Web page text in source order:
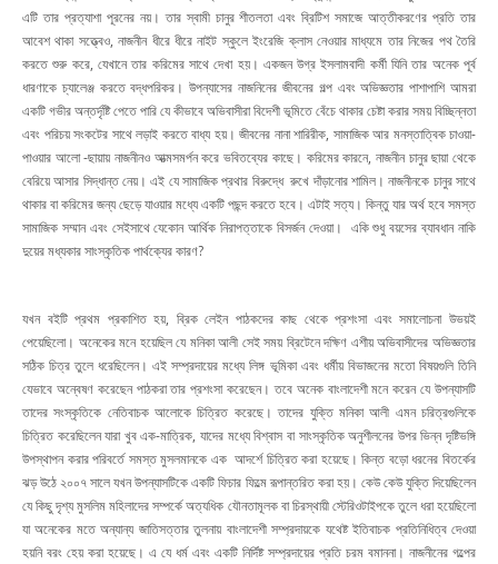
এটি তার প্রত্যাশা পূরনের নয়। তার স্বামী চানুর শীতলতা এবং ব্রিটিশ সমাজে আত্তীকরণের প্রতি তার
আবেশ থাকা সত্ত্বেও, নাজনীন ধীরে ধীরে নাইট স্কুলে ইংরেজি ক্লাস নেওয়ার মাধ্যমে তার নিজের পথ তৈরি
করতে শুরু করে, যেখানে তার করিমের সাথে দেখা হয়। একজন উগ্র ইসলামবাদী কর্মী যিনি তার অনেক পূর্ব
ধারণাকে চ্যালেঞ্জ করতে বদ্ধপরিকর। উপন্যাসের নাজনিনের জীবনের গল্প এবং অভিজ্ঞতার পাশাপাশি আমরা
একটি গভীর অন্তর্দৃষ্টি পেতে পারি যে কীভাবে অভিবাসীরা বিদেশী ভূমিতে বেঁচে থাকার চেষ্টা করার সময় বিচ্ছিন্নতা
এবং পরিচয় সংকটের সাথে লড়াই করতে বাধ্য হয়। জীবনের নানা শারিরীক, সামাজিক আর মনস্তাত্বিক চাওয়া-
পাওয়ার আলো -ছায়ায় নাজনীনও আত্মসমর্পন করে ভবিতব্যের কাছে। করিমের কারনে, নাজনীন চানুর ছায়া থেকে
বেরিয়ে আসার সিদ্ধান্ত নেয়। এই যে সামাজিক প্রথার বিরুদ্ধে রুখে দাঁড়ানোর শামিল। নাজনীনকে চানুর সাথে
থাকার বা করিমের জন্য ছেড়ে যাওয়ার মধ্যে একটি পছন্দ করতে হবে। এটাই সত্য। কিন্তু যার অর্থ হবে সমস্ত
সামাজিক সম্মান এবং সেইসাথে যেকোন আর্থিক নিরাপত্তাকে বিসর্জন দেওয়া। একি শুধু বয়সের ব্যাবধান নাকি
দুয়ের মধ্যকার সাংস্কৃতিক পার্থক্যের কারণ?
যখন বইটি প্রথম প্রকাশিত হয়, ব্রিক লেইন পাঠকদের কাছ থেকে প্রশংসা এবং সমালোচনা উভয়ই
পেয়েছিলো। অনেকের মনে হয়েছিল যে মনিকা আলী সেই সময় ব্রিটেনে দক্ষিণ এশীয় অভিবাসীদের অভিজ্ঞতার
সঠিক চিত্র তুলে ধরেছিলেন। এই সম্প্রদায়ের মধ্যে লিঙ্গ ভূমিকা এবং ধর্মীয় বিভাজনের মতো বিষয়গুলি তিনি
যেভাবে অন্বেষণ করেছেন পাঠকরা তার প্রশংসা করেছেন। তবে অনেক বাংলাদেশী মনে করেন যে উপন্যাসটি
তাদের সংস্কৃতিকে নেতিবাচক আলোকে চিত্রিত করেছে। তাদের যুক্তি মনিকা আলী এমন চরিত্রগুলিকে
চিত্রিত করেছিলেন যারা খুব এক-মাত্রিক, যাদের মধ্যে বিশ্বাস বা সাংস্কৃতিক অনুশীলনের উপর ভিন্ন দৃষ্টিভঙ্গি
উপস্থাপন করার পরিবর্তে সমস্ত মুসলমানকে এক আদর্শে চিত্রিত করা হয়েছে। কিন্ত বড়ো ধরনের বিতর্কের
ঝড় উঠে ২০০৭ সালে যখন উপন্যাসটিকে একটি ফিচার ফিল্মে রূপান্তরিত করা হয়। কেউ কেউ যুক্তি দিয়েছিলেন
যে কিছু দৃশ্য মুসলিম মহিলাদের সম্পর্কে অত্যধিক যৌনতামূলক বা চিরস্থায়ী স্টেরিওটাইপকে তুলে ধরা হয়েছিলো
যা অনেকের মতে অন্যান্য জাতিসত্তার তুলনায় বাংলাদেশী সম্প্রদায়কে যথেষ্ট ইতিবাচক প্রতিনিধিত্ব দেওয়া
হয়নি বরং হেয় করা হয়েছে। এ যে ধর্ম এবং একটি নির্দিষ্ট সম্প্রদায়ের প্রতি চরম বমাননা। নাজনীনের গল্পের